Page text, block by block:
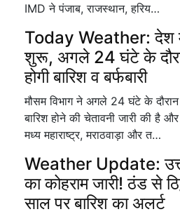
IMD ने पंजाब, राजस्थान, हरिय…
Today Weather: देश
शुरू, अगले 24 घंटे के
होगी बारिश व बर्फबारी
मौसम विभाग ने अगले 24 घंटे के दौरान
बारिश होने की चेतावनी जारी की है
मध्य महाराष्ट्र, मराठवाड़ा और त…
Weather Update:
का कोहराम जारी! ठंड से
साल पर बारिश का अलर्ट